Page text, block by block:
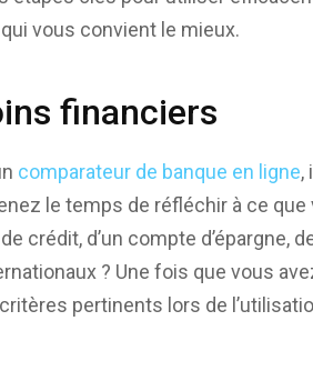
vous convient le mieux.
financiers
comparateur de banque en ligne,
le temps de réfléchir à ce que
crédit, d’un compte d’épargne,
? Une fois que vous
pertinents lors de